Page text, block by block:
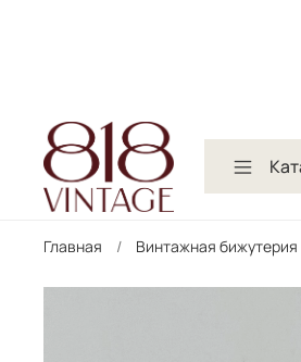
Главная Винтажная бижутерия